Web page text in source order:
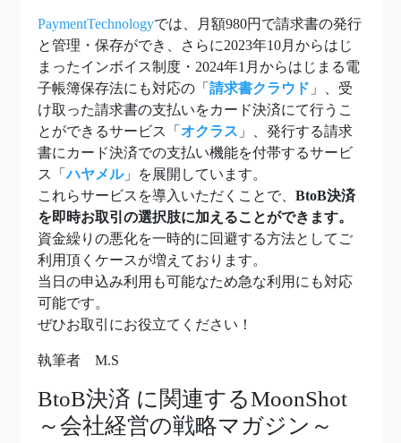
PaymentTechnologyでは、月額980円で請求書の発行
と管理・保存ができ、さらに2023年10月からはじ
まったインボイス制度・2024年1月からはじまる電
子帳簿保存法にも対応の「 請求書クラウド 」、受
け取った請求書の支払いをカード決済にて行うこ
とができるサービス「 オクラス 」、発行する請求
書にカード決済での支払い機能を付帯するサービ
ス「ハヤメル」を展開しています。
これらサービスを導入いただくことで、 BtoB決済
を即時お取引の選択肢に加えることができます。
資金繰りの悪化を一時的に回避する方法としてご
利用頂くケースが増えております。
当日の申込み利用も可能なため急な利用にも対応
可能です。
ぜひお取引にお役立てください！
執筆者 M.S
BtoB決済 に関連するMoonShot
～会社経営の戦略マガジン～